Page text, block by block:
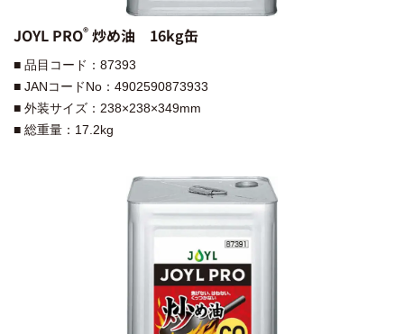
JOYL PRO®︎ 炒め油 16kg缶
■ 品目コード：87393
■ JANコードNo：4902590873933
■ 外装サイズ：238×238×349mm
■ 総重量：17.2kg